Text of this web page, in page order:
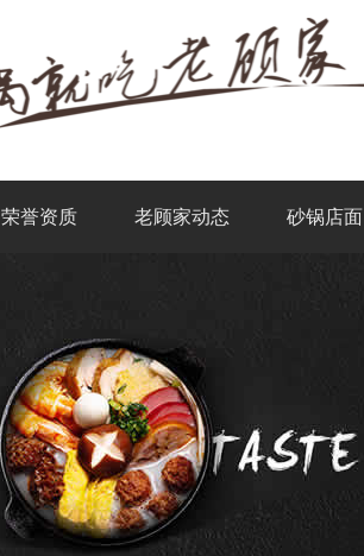
荣誉资质 老顾家动态 砂锅店面